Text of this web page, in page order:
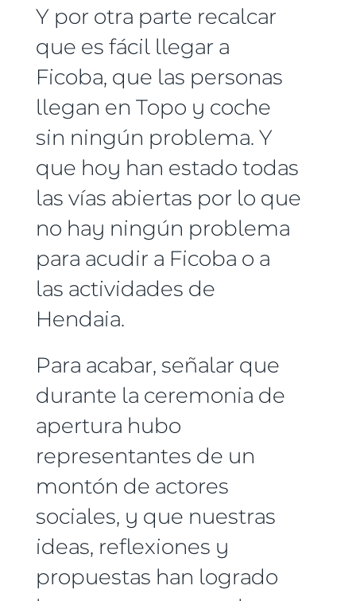
Y por otra parte recalcar
que es fácil llegar a
Ficoba, que las personas
llegan en Topo y coche
sin ningún problema. Y
que hoy han estado todas
las vías abiertas por lo que
no hay ningún problema
para acudir a Ficoba o a
las actividades de
Hendaia.
Para acabar, señalar que
durante la ceremonia de
apertura hubo
representantes de un
montón de actores
sociales, y que nuestras
ideas, reflexiones y
propuestas han logrado